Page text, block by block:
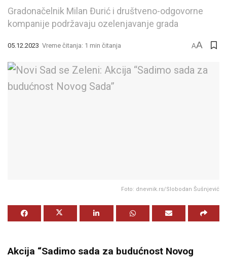
Gradonačelnik Milan Đurić i društveno-odgovorne
kompanije podržavaju ozelenjavanje grada
05.12.2023 Vreme čitanja: 1 min čitanja AA
Foto: dnevnik.rs/Slobodan Šušnjević
Akcija “Sadimo sada za budućnost Novog